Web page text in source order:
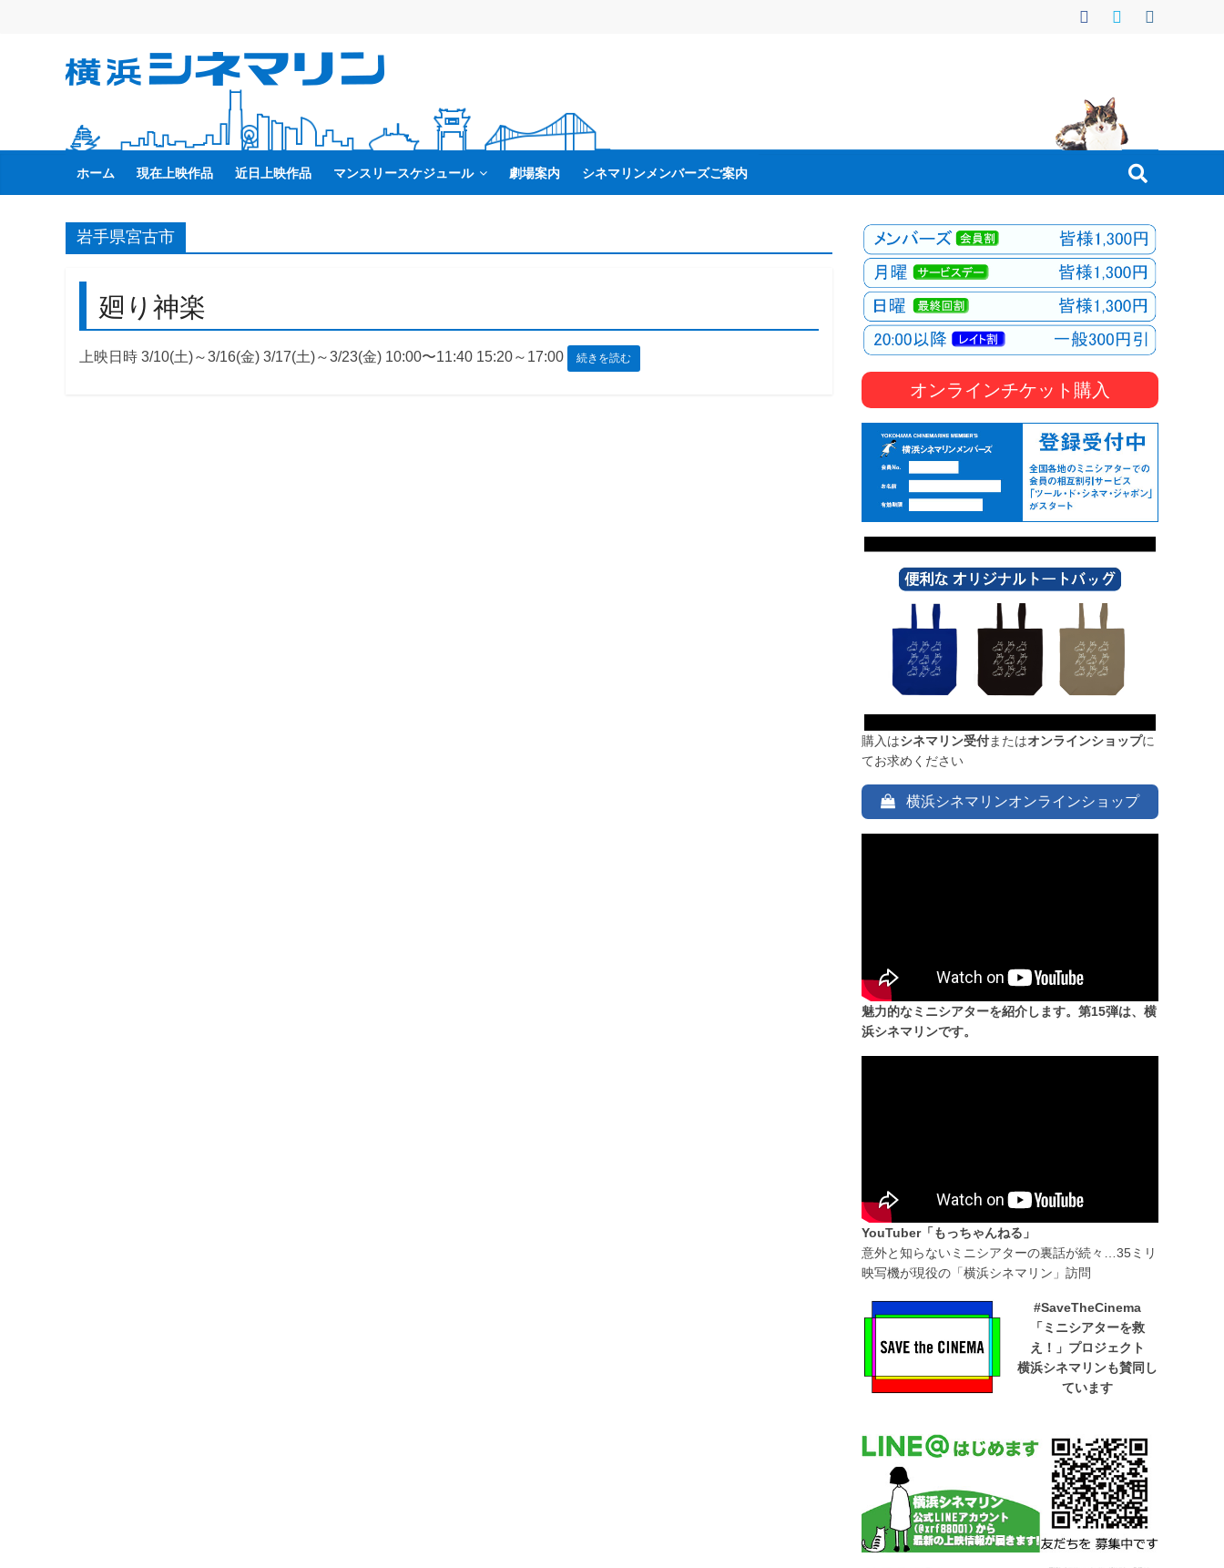
ス
ッ
横
浜
シ
ネ
マ
リ
ホーム 現在上映作品 近日上映作品 マンスリースケジュール 劇場案内 シネマリンメンバーズご案内
岩手県宮古市
廻り神楽
上映日時 3/10(土)～3/16(金) 3/17(土)～3/23(金) 10:00〜11:40 15:20～17:00 続きを読む
オンラインチケット購入
購入はシネマリン受付またはオンラインショップに
てお求めください
横浜シネマリンオンラインショップ
魅力的なミニシアターを紹介します。第15弾は、横
浜シネマリンです。
YouTuber「もっちゃんねる」
意外と知らないミニシアターの裏話が続々…35ミリ
映写機が現役の「横浜シネマリン」訪問
#SaveTheCinema
「ミニシアターを救
え！」プロジェクト
横浜シネマリンも賛同し
ています